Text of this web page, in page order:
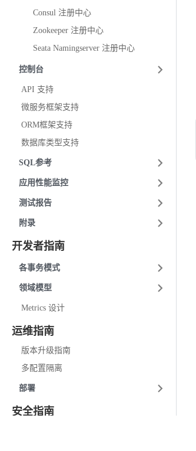
Consul 注册中心
Zookeeper 注册中心
Seata Namingserver 注册中心
控制台
API 支持
微服务框架支持
ORM框架支持
数据库类型支持
SQL参考
应用性能监控
测试报告
附录
开发者指南
各事务模式
领域模型
Metrics 设计
运维指南
版本升级指南
多配置隔离
部署
安全指南